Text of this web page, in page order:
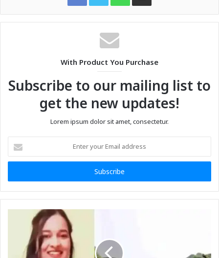
With Product You Purchase
Subscribe to our mailing list to
get the new updates!
Lorem ipsum dolor sit amet, consectetur.
your
Email